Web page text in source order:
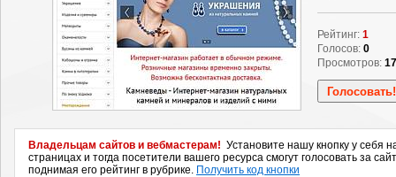
Рейтинг: 1
Голосов: 0
Просмотров:
Владельцам сайтов и вебмастерам! Установите нашу кнопку у себя
страницах и тогда посетители вашего ресурса смогут голосовать за
поднимая его рейтинг в рубрике. Получить код кнопки